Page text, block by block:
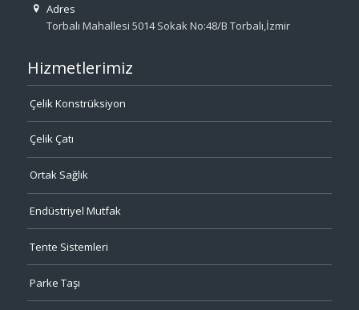
Adres
Torbalı Mahallesi 5014 Sokak No:48/B Torbalı,İzmir
Hizmetlerimiz
Çelik Konstrüksiyon
Çelik Çatı
Ortak Sağlık
Endüstriyel Mutfak
Tente Sistemleri
Parke Taşı